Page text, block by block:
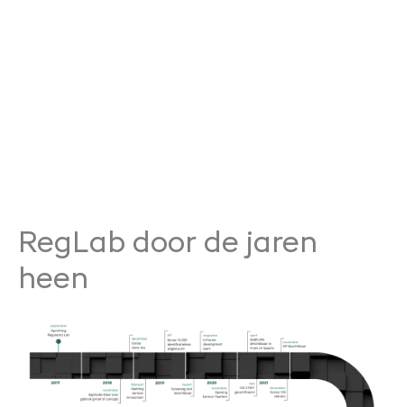
RegLab door de jaren
heen